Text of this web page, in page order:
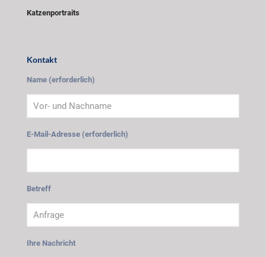
Katzenportraits
Kontakt
Name (erforderlich)
E-Mail-Adresse (erforderlich)
Betreff
Ihre Nachricht